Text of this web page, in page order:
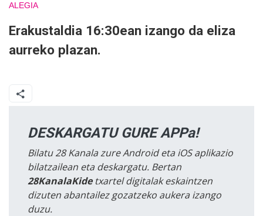
ALEGIA
Erakustaldia 16:30ean izango da eliza
aurreko plazan.
DESKARGATU GURE APPa!
Bilatu 28 Kanala zure Android eta iOS aplikazio
bilatzailean eta deskargatu. Bertan
28KanalaKidetxartel digitalak eskaintzen
dizuten abantailez gozatzeko aukera izango
duzu.